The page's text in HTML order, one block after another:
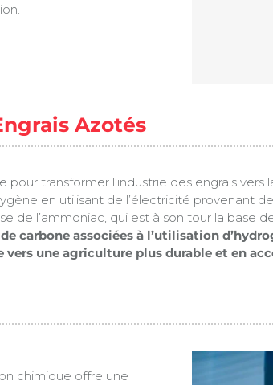
Azotés
transformer l’industrie des engrais
en utilisant de l’électricité provenant
de l’ammoniac, qui est à son tour la base
carbone associées à l’utilisation
une agriculture plus durable et en
chimique offre une